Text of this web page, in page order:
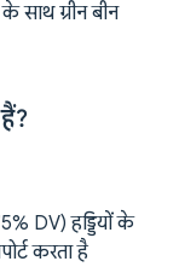
साथ ग्रीन बीन
DV) हड्डियों के
करता है